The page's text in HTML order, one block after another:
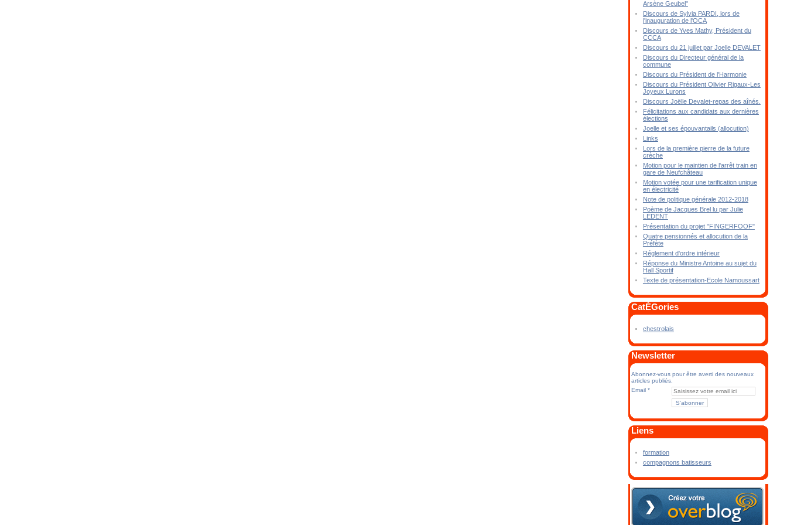
Arsène Geubel"
Discours de Sylvia PARDI, lors de
l'inauguration de l'OCA
Discours de Yves Mathy, Président du
CCCA
Discours du 21 juillet par Joelle DEVALET
Discours du Directeur général de la
commune
Discours du Président de l'Harmonie
Discours du Président Olivier Rigaux-Les
Joyeux Lurons
Discours Joëlle Devalet-repas des aînés.
Félicitations aux candidats aux dernières
élections
Joelle et ses épouvantails (allocution)
Links
Lors de la première pierre de la future
crèche
Motion pour le maintien de l'arrêt train en
gare de Neufchâteau
Motion votée pour une tarification unique
en électricité
Note de politique générale 2012-2018
Poème de Jacques Brel lu par Julie
LEDENT
Présentation du projet "FINGERFOOF"
Quatre pensionnés et allocution de la
Préfète
Réglement d'ordre intérieur
Réponse du Ministre Antoine au sujet du
Hall Sportif
Texte de présentation-Ecole Namoussart
CatÉGories
chestrolais
Newsletter
Abonnez-vous pour être averti des nouveaux
articles publiés.
Email
Liens
formation
compagnons batisseurs